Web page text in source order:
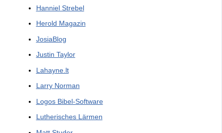
Hanniel Strebel
Herold Magazin
JosiaBlog
Justin Taylor
Lahayne.lt
Larry Norman
Logos Bibel-Software
Lutherisches Lärmen